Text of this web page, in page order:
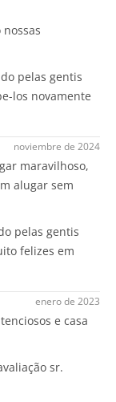
pelas gentis
los novamente
noviembre de 2024
maravilhoso,
alugar sem
pelas gentis
felizes em
enero de 2023
e casa
sr.